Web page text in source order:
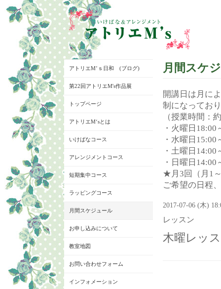
月間スケ
開講日は月に
制になってお
（授業時間：
・火曜日18:00
・水曜日15:00
・土曜日14:00
・日曜日14:00
★月3回（月1
ご希望の日程
2017-07-06 (木)
レッスン
木曜レッ
アトリエM’ｓ日和 (ブログ)
第22回アトリエM's作品展
トップページ
アトリエM‘sとは
いけばなコース
アレンジメントコース
短期集中コース
ラッピングコース
月間スケジュール
お申し込みについて
教室地図
お問い合わせフォーム
インフォメーション